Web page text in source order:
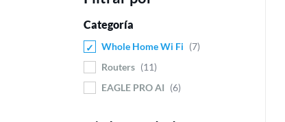
Categoría
Whole Home Wi Fi
7
Routers
11
EAGLE PRO AI
6